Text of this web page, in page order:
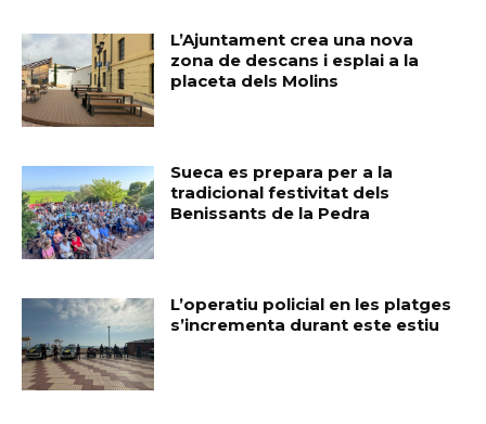
L’Ajuntament crea una nova
zona de descans i esplai a la
placeta dels Molins
Sueca es prepara per a la
tradicional festivitat dels
Benissants de la Pedra
L’operatiu policial en les platges
s’incrementa durant este estiu